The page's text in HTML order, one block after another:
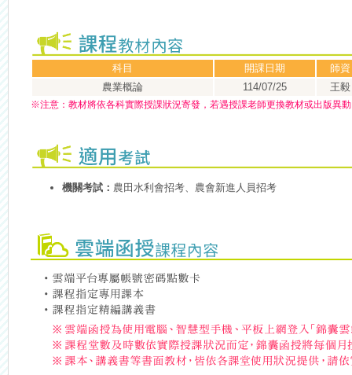
科目 開課日期
師資
農業概論
114/07/25 王毅
※注意： 教材將依各科實際授課狀況寄發，若遇授課老師更換教材或出版異
機關考試： 農田水利會招考、農會新進人員招考